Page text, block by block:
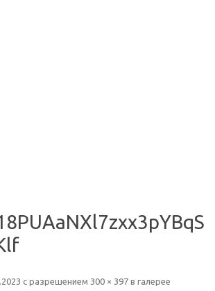
с разрешением 300 × 397 в галерее